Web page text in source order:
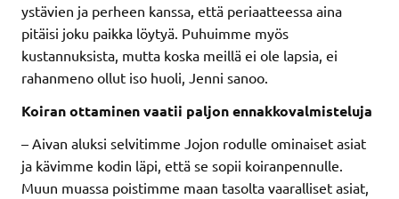
ystävien ja perheen kanssa, että periaatteessa aina
pitäisi joku paikka löytyä. Puhuimme myös
kustannuksista, mutta koska meillä ei ole lapsia, ei
rahanmeno ollut iso huoli, Jenni sanoo.
Koiran ottaminen vaatii paljon ennakkovalmisteluja
– Aivan aluksi selvitimme Jojon rodulle ominaiset asiat
ja kävimme kodin läpi, että se sopii koiranpennulle.
Muun muassa poistimme maan tasolta vaaralliset asiat,